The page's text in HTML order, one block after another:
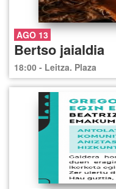
AGO 13
Bertso jaialdia
18:00 - Leitza. Plaza